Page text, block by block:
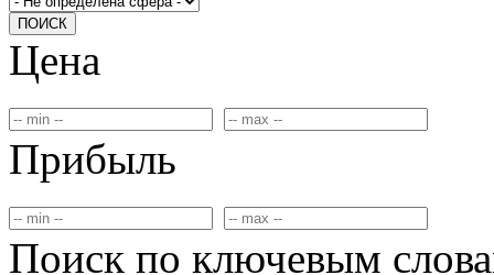
ПОИСК
Цена
Прибыль
Поиск по ключевым